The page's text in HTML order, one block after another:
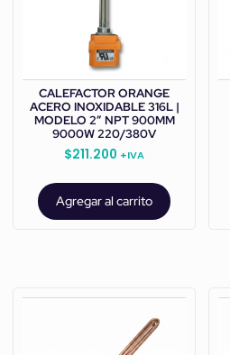
CALEFACTOR ORANGE
ACERO INOXIDABLE 316L |
MODELO 2” NPT 900MM
9000W 220/380V
$211.200 +IVA
Agregar al carrito